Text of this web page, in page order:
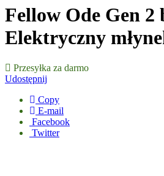
Fellow Ode Gen 2
Elektryczny
Przesyłka za darmo
Udostępnij
Copy
E-mail
Facebook
Twitter